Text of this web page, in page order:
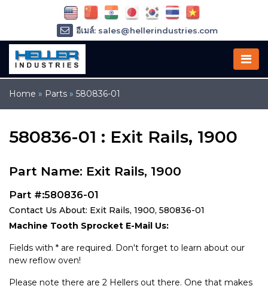
Home » Parts » 580836-01
580836-01 : Exit Rails, 1900
Part Name: Exit Rails, 1900
Part #:580836-01
Contact Us About: Exit Rails, 1900, 580836-01
Machine Tooth Sprocket E-Mail Us:
Fields with * are required. Don't forget to learn about our
new reflow oven!
Please note there are 2 Hellers out there. One that makes
อีเมล์: sales@hellerindustries.com
อีเมล์: service@hellerindustries.com
โทรศัพท์ :